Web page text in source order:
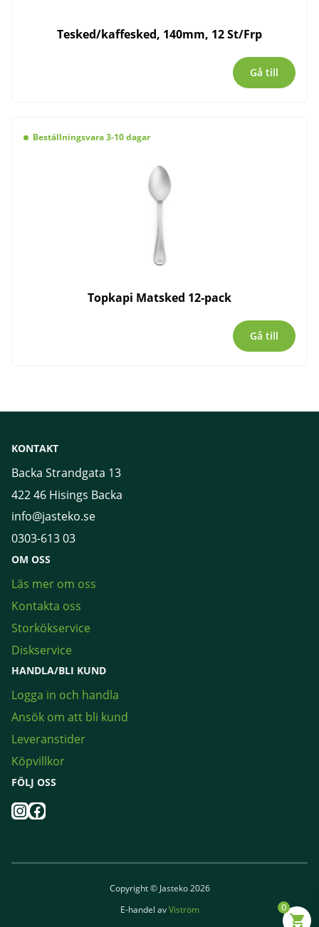
Tesked/kaffesked, 140mm, 12 St/Frp
Gå till
Beställningsvara 3-10 dagar
Topkapi Matsked 12-pack
Gå till
KONTAKT
Backa Strandgata 13
422 46 Hisings Backa
info@jasteko.se
0303-613 03
OM OSS
Läs mer om oss
Kontakta oss
Storkökservice
Diskservice
HANDLA/BLI KUND
Logga in och handla
Ansök om att bli kund
Leveranstider
Köpvillkor
FÖLJ OSS
Instagram
Facebook
Copyright © Jasteko 2026
E-handel avViström 0